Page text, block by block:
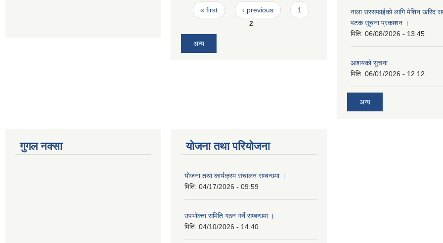
Pages
« first ‹ previous
1
2
अन्य
नाला सरसफाईको लागि मेशिन खरिद
पटक सूचना प्रकाशन ।
मिति: 06/08/2026 - 13:45
आशयको सुचना
मिति: 06/01/2026 - 12:12
अन्य
गुगल नक्सा योजना तथा परियोजना
योजना तथा कार्यक्रम संचालन सम्बन्धमा ।
मिति: 04/17/2026 - 09:59
उपभोक्ता समिति गठन गर्ने सम्बन्धमा ।
मिति: 04/10/2026 - 14:40